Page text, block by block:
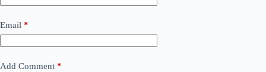
Email *
Add Comment *